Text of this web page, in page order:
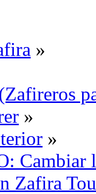
»
»
»
Cambiar
Zafira